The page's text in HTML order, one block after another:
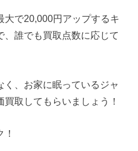
で20,000円アップするキ
、誰でも買取点数に応じて
く、お家に眠っているジャ
取してもらいましょう！